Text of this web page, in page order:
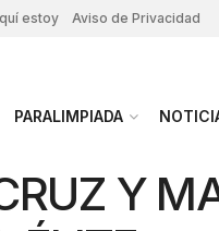
estoy Aviso de Privacidad
PARALIMPIADA
Y